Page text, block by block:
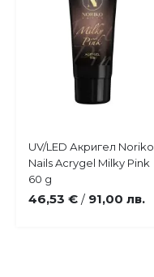
Добави
в
Купи
UV/LED Акригел Noriko
Nails Acrygel Milky Pink
60 g
46,53 € / 91,00 лв.